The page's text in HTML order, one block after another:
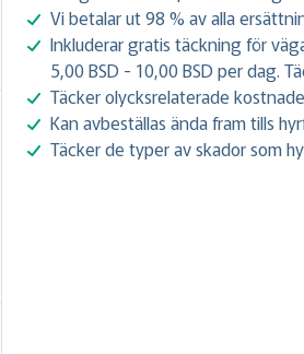
Vi betalar ut 98 % av alla
Inkluderar gratis täckning för
5,00 BSD - 10,00 BSD per dag.
Täcker olycksrelaterade
Kan avbeställas ända fram tills
Täcker de typer av skador som